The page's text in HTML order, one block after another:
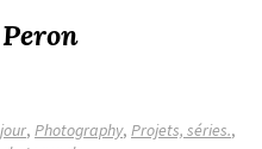
, Photography, Projets, séries.,